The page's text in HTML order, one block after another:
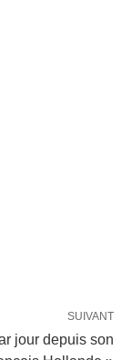
SUIVANT
jour depuis son